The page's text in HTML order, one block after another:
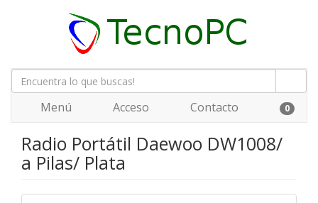
Menú Acceso Contacto 0
Radio Portátil Daewoo DW1008/
a Pilas/ Plata